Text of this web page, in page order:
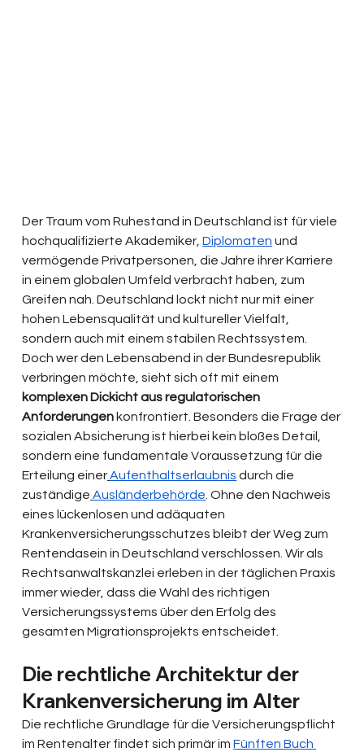
Der Traum vom Ruhestand in Deutschland ist für viele
hochqualifizierte Akademiker, Diplomaten und
vermögende Privatpersonen, die Jahre ihrer Karriere
in einem globalen Umfeld verbracht haben, zum
Greifen nah. Deutschland lockt nicht nur mit einer
hohen Lebensqualität und kultureller Vielfalt,
sondern auch mit einem stabilen Rechtssystem.
Doch wer den Lebensabend in der Bundesrepublik
verbringen möchte, sieht sich oft mit einem
komplexen Dickicht aus regulatorischen
Anforderungen konfrontiert. Besonders die Frage der
sozialen Absicherung ist hierbei kein bloßes Detail,
sondern eine fundamentale Voraussetzung für die
Erteilung einerAufenthaltserlaubnis durch die
zuständige Ausländerbehörde . Ohne den Nachweis
eines lückenlosen und adäquaten
Krankenversicherungsschutzes bleibt der Weg zum
Rentendasein in Deutschland verschlossen. Wir als
Rechtsanwaltskanzlei erleben in der täglichen Praxis
immer wieder, dass die Wahl des richtigen
Versicherungssystems über den Erfolg des
gesamten Migrationsprojekts entscheidet.
Die rechtliche Architektur der
Krankenversicherung im Alter
Die rechtliche Grundlage für die Versicherungspflicht
im Rentenalter findet sich primär im Fünften Buch